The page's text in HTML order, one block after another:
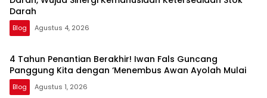
Darah
Blog Agustus 4, 2026
4 Tahun Penantian Berakhir! Iwan Fals Guncang
Panggung Kita dengan ‘Menembus Awan Ayolah Mulai
Blog Agustus 1, 2026